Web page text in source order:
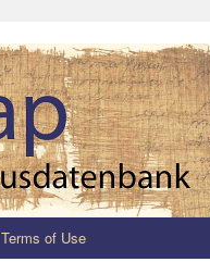
Terms of Use